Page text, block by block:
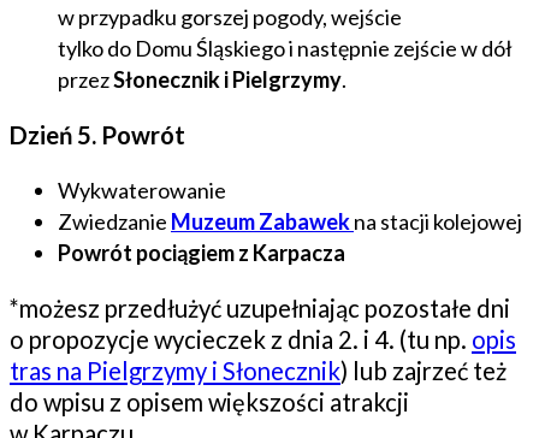
w przypadku gorszej pogody, wejście
tylko do Domu Śląskiego i następnie zejście w dół
przezSłonecznik i Pielgrzymy.
Dzień 5. Powrót
Wykwaterowanie
Zwiedzanie Muzeum Zabawekna stacji kolejowej
Powrót pociągiem z Karpacza
*możesz przedłużyć uzupełniając pozostałe dni
o propozycje wycieczek z dnia 2. i 4. (tu np. opis
tras na Pielgrzymy i Słonecznik) lub zajrzeć też
do wpisu z opisem większości atrakcji